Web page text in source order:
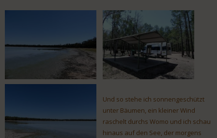
Und so stehe ich sonnengeschützt
unter Bäumen, ein kleiner Wind
raschelt durchs Womo und ich schau
hinaus auf den See, der morgens